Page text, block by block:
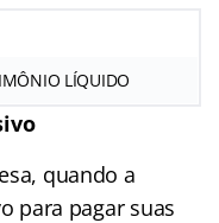
LÍQUIDO
quando a
para pagar suas